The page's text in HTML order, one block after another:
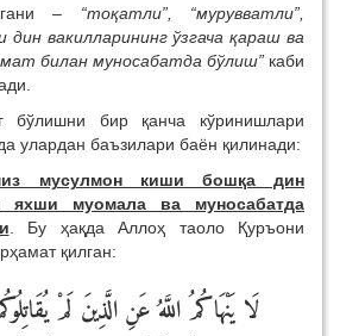
– “тоқатли”, “мурувватли”,
дин вакилларининг ўзгача қараш ва
билан муносабатда бўлиш” каби
бўлишни бир қанча кўринишлари
улардан баъзилари баён қилинади:
мусулмон киши бошқа дин
яхши муомала ва муносабатда
. Бу ҳақда Аллоҳ таоло Қуръони
қилган:
لَا يَنْهَاكُمُ اللَّهُ عَنِ الَّذِينَ لَمْ